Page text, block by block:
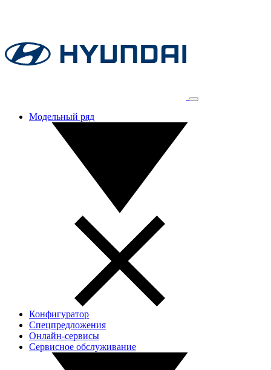
Модельный ряд
Конфигуратор
Спецпредложения
Онлайн-сервисы
Сервисное обслуживание